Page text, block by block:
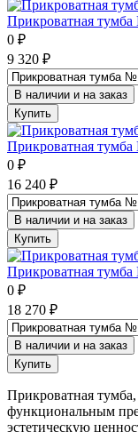
Прикроватная
0 ₽
9 320 ₽
В наличии и на заказ
Купить
Прикроватная
0 ₽
16 240 ₽
В наличии и на заказ
Купить
Прикроватная
0 ₽
18 270 ₽
В наличии и на заказ
Купить
Прикроватная
функциональным
эстетическую